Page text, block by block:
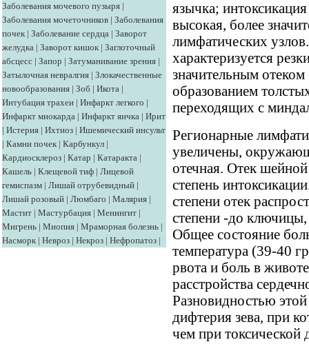
Заболевания мочевого пузыря |
Заболевания мочеточников | Заболевания
почек | Заболевание сердца | Заворот
желудка | Заворот кишок | Заглоточный
абсцесс | Запор | Затуманивание зрения |
Затылочная невралгия | Злокачественные
новообразования | Зоб | Икота |
Интубация трахеи | Инфаркт легкого |
Инфаркт миокарда | Инфаркт яичка | Ирит
| Истерия | Ихтиоз | Ишемический инсульт
| Камни почек | Карбункул |
Кардиосклероз | Катар | Катаракта |
Кашель | Клещевой тиф | Лицевой
гемиспазм | Лишай отрубевидный |
Лишай розовый | Люмбаго | Малярия |
Мастит | Мастурбация | Менингит |
Мигрень | Миопия | Мраморная болезнь |
Насморк | Невроз | Некроз | Нефропатоз |
язычка;
высокая, более
лимфатических
характеризуется
значительным отеком
образованием
переходящих с
Регионарные
увеличены,
отечная. Отек
степень
степени отек
степени -до
Общее состояние
температура (39-40
рвота и боль в
расстройства
Разновидностью
дифтерия зева, при
чем при токсической